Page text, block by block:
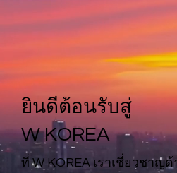
ยินดีต้อนรับสู่
W KOREA
ที่ W KOREA เราเชี่ยวชาญ